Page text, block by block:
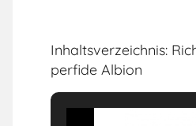
Inhaltsverzeichnis:
perfide Albion